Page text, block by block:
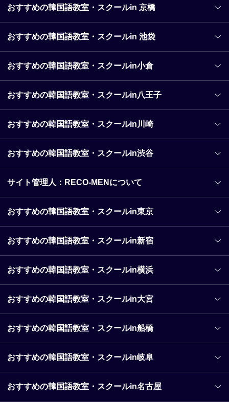
【愛知県名古屋市栄】おすすめの韓国語教室・スクー
【大阪府全域】おすすめの韓国語教室・スクール
【大阪府大阪市北区】おすすめの韓国語教室・スクー
ル
【大阪府梅田】おすすめの韓国語教室・スクール
【福岡県福岡市】おすすめの韓国語教室・スクール
【福岡県福岡市天神】おすすめの韓国語教室・スクー
ル
【番外編】おすすめのオンライン韓国語教室・スクー
ル
おすすめの韓国語教室・スクールin 京橋
おすすめの韓国語教室・スクールin 池袋
おすすめの韓国語教室・スクールin小倉
おすすめの韓国語教室・スクールin八王子
おすすめの韓国語教室・スクールin川崎
おすすめの韓国語教室・スクールin渋谷
サイト管理人：RECO-MENについて
おすすめの韓国語教室・スクールin東京
おすすめの韓国語教室・スクールin新宿
おすすめの韓国語教室・スクールin横浜
おすすめの韓国語教室・スクールin大宮
おすすめの韓国語教室・スクールin船橋
おすすめの韓国語教室・スクールin岐阜
おすすめの韓国語教室・スクールin名古屋